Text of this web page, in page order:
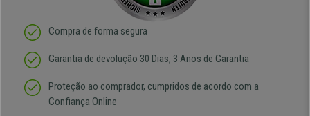
Compra de forma segura
Garantia de devolução 30 Dias, 3 Anos de Garantia
Proteção ao comprador, cumpridos de acordo com a
Confiança Online